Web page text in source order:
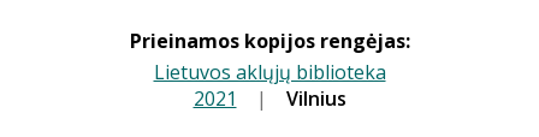
Prieinamos kopijos rengėjas:
Lietuvos aklųjų biblioteka
2021 | Vilnius